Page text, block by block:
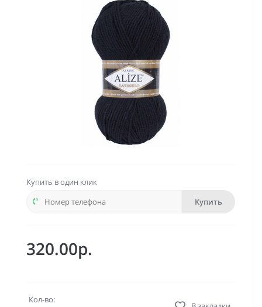
Купить в один клик
Купить
320.00р.
Кол-во: